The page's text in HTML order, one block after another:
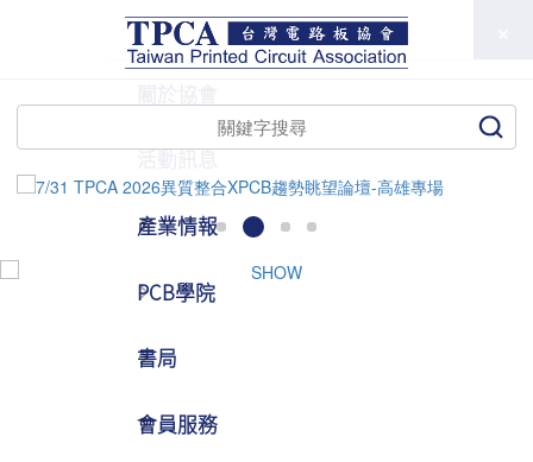
TPCA
活動訊息
產業情報
PCB學院
書局
會員服務